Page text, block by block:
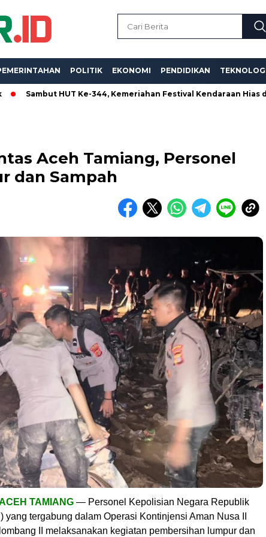
POLITIK EKONOMI PENDIDIKAN
HUT Ke-344, Kemeriahan Festival Kendaraan Hias dan
Aceh Tamiang, Personel
dan Sampah
TAMIANG — Personel Kepolisian Negara Republik
yang tergabung dalam Operasi Kontinjensi Aman Nusa II
II melaksanakan kegiatan pembersihan lumpur dan